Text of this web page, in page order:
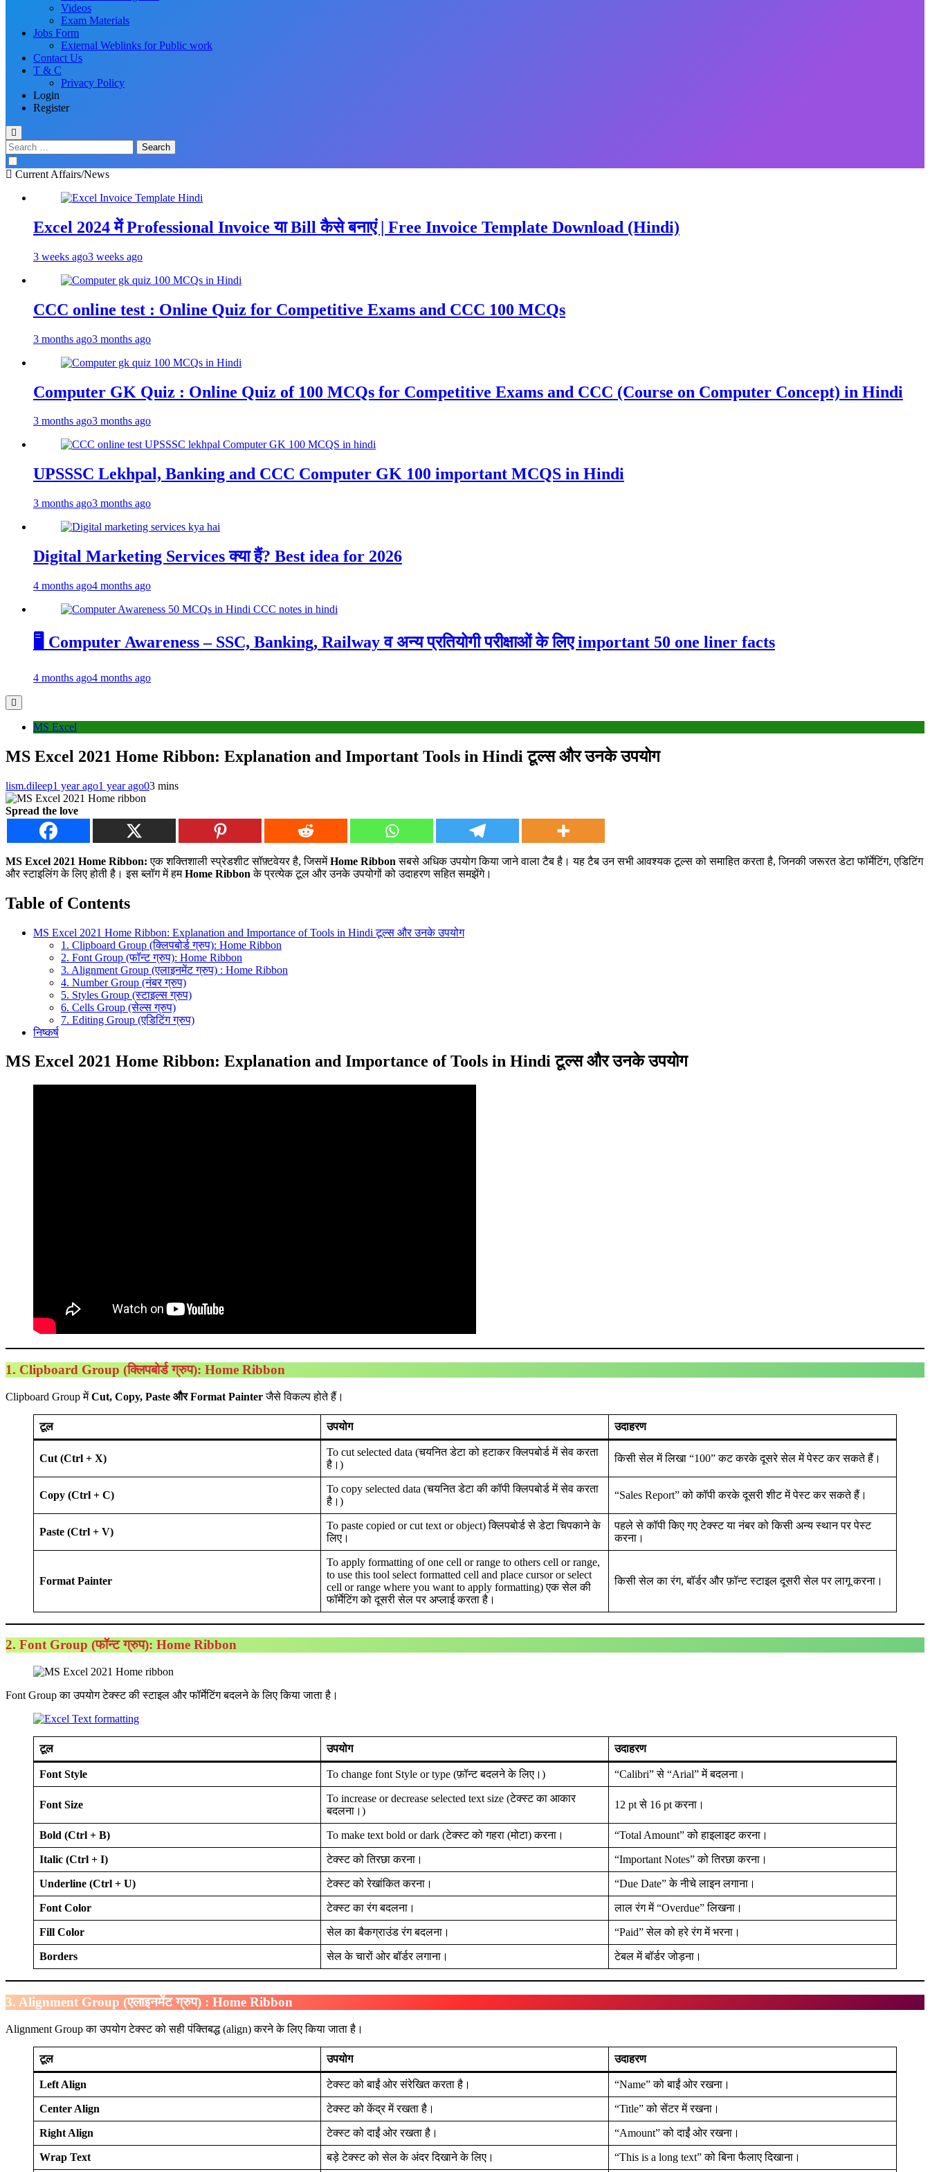
Videos
Exam Materials
Jobs Form
External Weblinks for Public work
Contact Us
T & C
Privacy Policy
Login
Register
Search
for:
Current Affairs/News
Excel 2024 में Professional Invoice या Bill कैसे बनाएं | Free Invoice Template Download (Hindi)
3 weeks ago3 weeks ago
CCC online test : Online Quiz for Competitive Exams and CCC 100 MCQs
3 months ago3 months ago
Computer GK Quiz : Online Quiz of 100 MCQs for Competitive Exams and CCC (Course on Computer Concept) in Hindi
3 months ago3 months ago
UPSSSC Lekhpal, Banking and CCC Computer GK 100 important MCQS in Hindi
3 months ago3 months ago
Digital Marketing Services क्या हैं? Best idea for 2026
4 months ago4 months ago
🖥️ Computer Awareness – SSC, Banking, Railway व अन्य प्रतियोगी परीक्षाओं के लिए important 50 one liner facts
4 months ago4 months ago
MS Excel
MS Excel 2021 Home Ribbon: Explanation and Important Tools in Hindi टूल्स और उनके उपयोग
lism.dileep1 year ago1 year ago03 mins
Spread the love
MS Excel 2021 Home Ribbon:एक शक्तिशाली स्प्रेडशीट सॉफ़्टवेयर है, जिसमेंHome Ribbon सबसे अधिक उपयोग किया जाने वाला टैब है। यह टैब उन सभी आवश्यक टूल्स को समाहित करता है, जिनकी जरूरत डेटा फॉर्मेटिंग, एडिटिंग
और स्टाइलिंग के लिए होती है। इस ब्लॉग में हमHome Ribbon के प्रत्येक टूल और उनके उपयोगों को उदाहरण सहित समझेंगे।
Table of Contents
MS Excel 2021 Home Ribbon: Explanation and Importance of Tools in Hindi टूल्स और उनके उपयोग
1. Clipboard Group (क्लिपबोर्ड ग्रुप): Home Ribbon
2. Font Group (फॉन्ट ग्रुप): Home Ribbon
3. Alignment Group (एलाइनमेंट ग्रुप) : Home Ribbon
4. Number Group (नंबर ग्रुप)
5. Styles Group (स्टाइल्स ग्रुप)
6. Cells Group (सेल्स ग्रुप)
7. Editing Group (एडिटिंग ग्रुप)
निष्कर्ष
MS Excel 2021 Home Ribbon: Explanation and Importance of Tools in Hindiटूल्स और उनके उपयोग
1. Clipboard Group (क्लिपबोर्ड ग्रुप): Home Ribbon
Clipboard Group मेंCut, Copy, Paste औरFormat Painterजैसे विकल्प होते हैं।
टूल उपयोग उदाहरण
Cut (Ctrl + X)
To cut selected data (चयनित डेटा को हटाकर क्लिपबोर्ड में सेव करता
है।)
किसी सेल में लिखा “100” कट करके दूसरे सेल में पेस्ट कर सकते हैं।
Copy (Ctrl + C)
To copy selected data (चयनित डेटा की कॉपी क्लिपबोर्ड में सेव करता
है।)
“Sales Report” को कॉपी करके दूसरी शीट में पेस्ट कर सकते हैं।
Paste (Ctrl + V)
To paste copied or cut text or object) क्लिपबोर्ड से डेटा चिपकाने के
लिए।
पहले से कॉपी किए गए टेक्स्ट या नंबर को किसी अन्य स्थान पर पेस्ट
करना।
Format Painter
To apply formatting of one cell or range to others cell or range,
to use this tool select formatted cell and place cursor or select
cell or range where you want to apply formatting) एक सेल की
फॉर्मेटिंग को दूसरी सेल पर अप्लाई करता है।
किसी सेल का रंग, बॉर्डर और फ़ॉन्ट स्टाइल दूसरी सेल पर लागू करना।
2. Font Group (फॉन्ट ग्रुप): Home Ribbon
Font Group का उपयोग टेक्स्ट की स्टाइल और फॉर्मेटिंग बदलने के लिए किया जाता है।
टूल उपयोग उदाहरण
Font Style To change font Style or type (फ़ॉन्ट बदलने के लिए।) “Calibri” से “Arial” में बदलना।
Font Size
To increase or decrease selected text size (टेक्स्ट का आकार
बदलना।)
12 pt से 16 pt करना।
Bold (Ctrl + B) To make text bold or dark (टेक्स्ट को गहरा (मोटा) करना। “Total Amount” को हाइलाइट करना।
Italic (Ctrl + I) टेक्स्ट को तिरछा करना। “Important Notes” को तिरछा करना।
Underline (Ctrl + U) टेक्स्ट को रेखांकित करना। “Due Date” के नीचे लाइन लगाना।
Font Color टेक्स्ट का रंग बदलना। लाल रंग में “Overdue” लिखना।
Fill Color सेल का बैकग्राउंड रंग बदलना। “Paid” सेल को हरे रंग में भरना।
Borders सेल के चारों ओर बॉर्डर लगाना। टेबल में बॉर्डर जोड़ना।
3. Alignment Group (एलाइनमेंट ग्रुप) : Home Ribbon
Alignment Group का उपयोग टेक्स्ट को सही पंक्तिबद्ध (align) करने के लिए किया जाता है।
टूल उपयोग उदाहरण
Left Align टेक्स्ट को बाईं ओर संरेखित करता है। “Name” को बाईं ओर रखना।
Center Align टेक्स्ट को केंद्र में रखता है। “Title” को सेंटर में रखना।
Right Align टेक्स्ट को दाईं ओर रखता है। “Amount” को दाईं ओर रखना।
Wrap Text बड़े टेक्स्ट को सेल के अंदर दिखाने के लिए। “This is a long text” को बिना फैलाए दिखाना।